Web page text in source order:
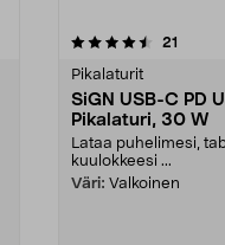
21
Pikalaturit
SiGN USB-C PD
Pikalaturi, 30 W
Lataa puhelimesi,
kuulokkeesi ...
Väri: Valkoinen
4.5 viidestä